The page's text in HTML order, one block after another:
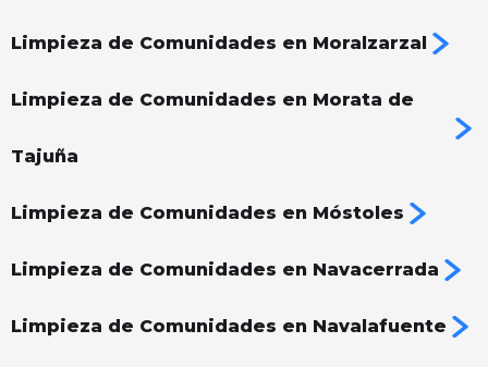
Limpieza de Comunidades en Moralzarzal
Limpieza de Comunidades en Morata de
Tajuña
Limpieza de Comunidades en Móstoles
Limpieza de Comunidades en Navacerrada
Limpieza de Comunidades en Navalafuente